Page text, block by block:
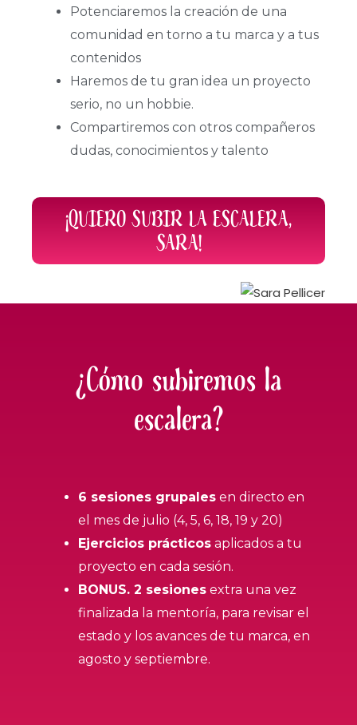
Potenciaremos la creación de una
comunidad en torno a tu marca y a tus
contenidos
Haremos de tu gran idea un proyecto
serio, no un hobbie.
Compartiremos con otros compañeros
dudas, conocimientos y talento
¡QUIERO SUBIR LA ESCALERA,
SARA!
¿Cómo subiremos la
escalera?
6 sesiones grupales en directo en
el mes de julio (4, 5, 6, 18, 19 y 20)
Ejercicios prácticos aplicados a tu
proyecto en cada sesión.
BONUS. 2 sesiones extra una vez
finalizada la mentoría, para revisar el
estado y los avances de tu marca, en
agosto y septiembre.